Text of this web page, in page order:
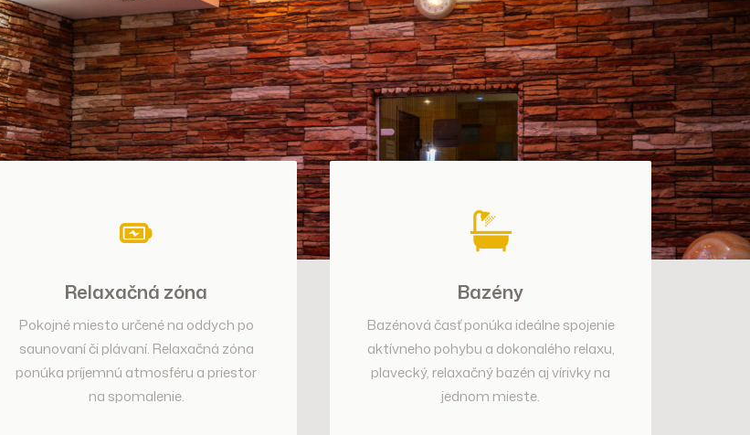
Relaxačná zóna
Pokojné miesto určené na oddych po
saunovaní či plávaní. Relaxačná zóna
ponúka príjemnú atmosféru a priestor
na spomalenie.
Bazény
Bazénová časť ponúka ideálne spojenie
aktívneho pohybu a dokonalého relaxu,
plavecký, relaxačný bazén aj vírivky na
jednom mieste.